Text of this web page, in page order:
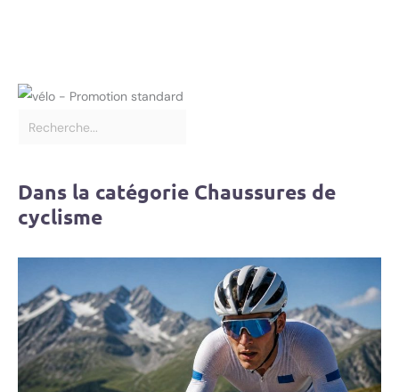
Dans la catégorie Chaussures de
cyclisme